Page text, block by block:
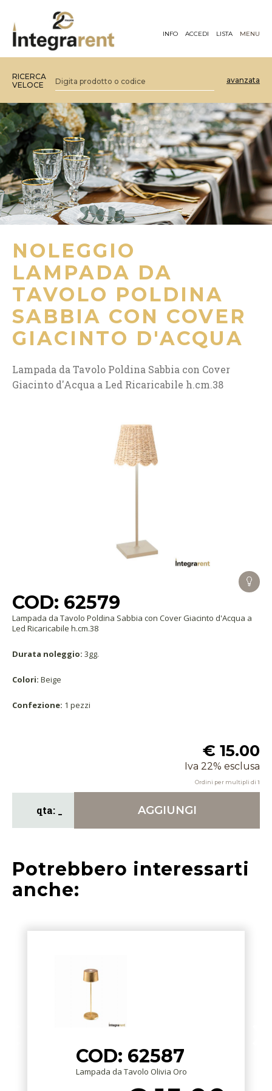
INFO ACCEDI LISTA MENU
RICERCA
VELOCE
avanzata
NOLEGGIO
LAMPADA DA
TAVOLO POLDINA
SABBIA CON COVER
GIACINTO D'ACQUA
Lampada da Tavolo Poldina Sabbia con Cover
Giacinto d'Acqua a Led Ricaricabile h.cm.38
COD: 62579
Lampada da Tavolo Poldina Sabbia con Cover Giacinto d'Acqua a
Led Ricaricabile h.cm.38
Durata noleggio: 3gg.
Colori: Beige
Confezione: 1 pezzi
€ 15.00
Iva 22% esclusa
Ordini per multipli di 1
AGGIUNGI
Potrebbero interessarti
anche:
COD: 62587
Lampada da Tavolo Olivia Oro